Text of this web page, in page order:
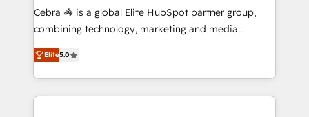
boost with a new HubSpot site Recognized leaders:
🏆 HubSpot Platform Migration Impact Award 🏆
Inbound Campaign of the Year 🏆 Gold AVA Digital
Award for Best Website 🌟 Accreditations: CRM
Cebra 🦓 is a global Elite HubSpot partner group,
combining technology, marketing and media
expertise across Latin America and Southern
Europe, with teams across 7 countries. Born in Chile,
we combine local insight with international reach to
help businesses grow through technology, creativity,
Elite5.0